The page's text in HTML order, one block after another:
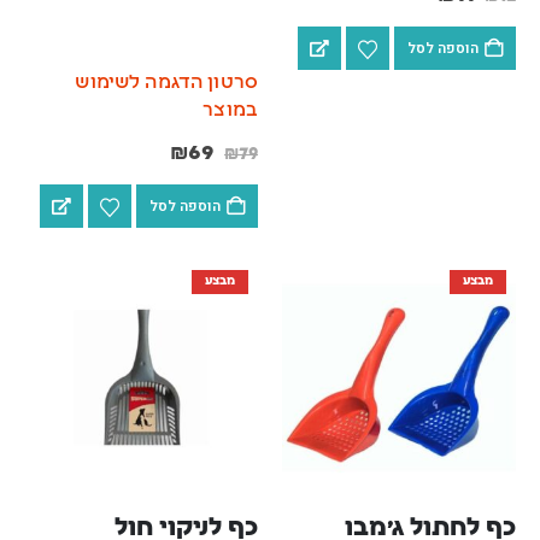
הוספה לסל
סרטון הדגמה לשימוש
במוצר
₪79
₪69
הוספה לסל
מבצע
כף לחתול ג'מבו
מבצע
כף לניקוי חול